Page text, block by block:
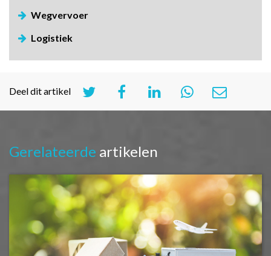
Wegvervoer
Logistiek
Deel dit artikel
Gerelateerde artikelen